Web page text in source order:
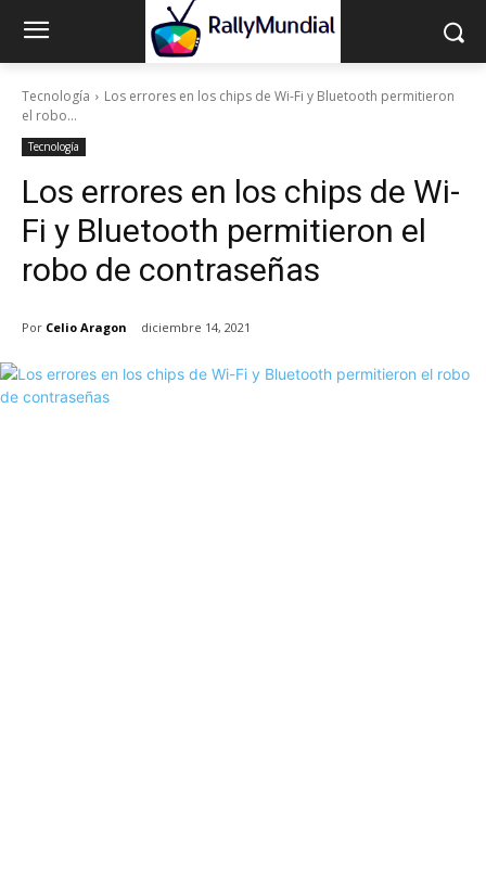
Tecnología
Los errores en los chips de Wi-Fi y Bluetooth permitieron
el robo...
Tecnología
Los errores en los chips de Wi-
Fi y Bluetooth permitieron el
robo de contraseñas
Por Celio Aragon diciembre 14, 2021